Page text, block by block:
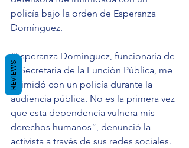
policía bajo la orden de Esperanza
Domínguez.
“Esperanza Domínguez, funcionaria de
la Secretaría de la Función Pública, me
intimidó con un policía durante la
audiencia pública. No es la primera vez
que esta dependencia vulnera mis
derechos humanos”, denunció la
activista a través de sus redes sociales.
REVIEWS